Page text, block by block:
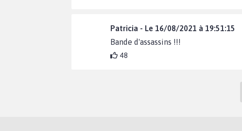
Patricia - Le 16/08/2021 à 19:51:15
Bande d'assassins !!!
48